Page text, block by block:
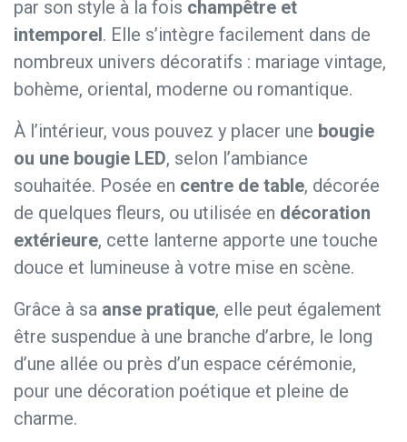
par son style à la fois champêtre et
intemporel. Elle s’intègre facilement dans de
nombreux univers décoratifs : mariage vintage,
bohème, oriental, moderne ou romantique.
À l’intérieur, vous pouvez y placer une bougie
ou une bougie LED, selon l’ambiance
souhaitée. Posée en centre de table, décorée
de quelques fleurs, ou utilisée en décoration
extérieure, cette lanterne apporte une touche
douce et lumineuse à votre mise en scène.
Grâce à sa anse pratique, elle peut également
être suspendue à une branche d’arbre, le long
d’une allée ou près d’un espace cérémonie,
pour une décoration poétique et pleine de
charme.